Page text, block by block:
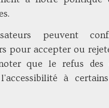
peuvent
pour accepter ou
que le refus des
à